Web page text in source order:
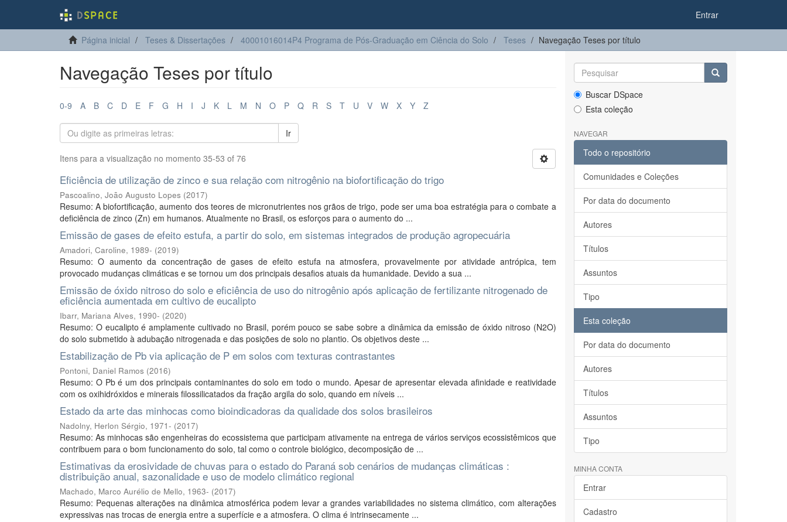
Entrar
Página inicial Teses & Dissertações 40001016014P4 Programa de Pós-Graduação em Ciência do Solo Teses Navegação Teses por título
Navegação Teses por título
0-9 A B C D E F G H I J K L M N O P Q R S T U V W X Y Z
Ir
Itens para a visualização no momento 35-53 of 76
Eficiência de utilização de zinco e sua relação com nitrogênio na biofortificação do trigo
Pascoalino, João Augusto Lopes (2017)
Resumo: A biofortificação, aumento dos teores de micronutrientes nos grãos de trigo, pode ser uma boa estratégia para o combate a
deficiência de zinco (Zn) em humanos. Atualmente no Brasil, os esforços para o aumento do ...
Emissão de gases de efeito estufa, a partir do solo, em sistemas integrados de produção agropecuária
Amadori, Caroline, 1989- (2019)
Resumo: O aumento da concentração de gases de efeito estufa na atmosfera, provavelmente por atividade antrópica, tem
provocado mudanças climáticas e se tornou um dos principais desafios atuais da humanidade. Devido a sua ...
Emissão de óxido nitroso do solo e eficiência de uso do nitrogênio após aplicação de fertilizante nitrogenado de
eficiência aumentada em cultivo de eucalipto
Ibarr, Mariana Alves, 1990- (2020)
Resumo: O eucalipto é amplamente cultivado no Brasil, porém pouco se sabe sobre a dinâmica da emissão de óxido nitroso (N2O)
do solo submetido à adubação nitrogenada e das posições de solo no plantio. Os objetivos deste ...
Estabilização de Pb via aplicação de P em solos com texturas contrastantes
Pontoni, Daniel Ramos (2016)
Resumo: O Pb é um dos principais contaminantes do solo em todo o mundo. Apesar de apresentar elevada afinidade e reatividade
com os oxihidróxidos e minerais filossilicatados da fração argila do solo, quando em níveis ...
Estado da arte das minhocas como bioindicadoras da qualidade dos solos brasileiros
Nadolny, Herlon Sérgio, 1971- (2017)
Resumo: As minhocas são engenheiras do ecossistema que participam ativamente na entrega de vários serviços ecossistêmicos que
contribuem para o bom funcionamento do solo, tal como o controle biológico, decomposição de ...
Estimativas da erosividade de chuvas para o estado do Paraná sob cenários de mudanças climáticas :
distribuição anual, sazonalidade e uso de modelo climático regional
Machado, Marco Aurélio de Mello, 1963- (2017)
Resumo: Pequenas alterações na dinâmica atmosférica podem levar a grandes variabilidades no sistema climático, com alterações
expressivas nas trocas de energia entre a superfície e a atmosfera. O clima é intrinsecamente ...
Buscar DSpace
Esta coleção
NAVEGAR
Todo o repositório
Comunidades e Coleções
Por data do documento
Autores
Títulos
Assuntos
Tipo
Esta coleção
Por data do documento
Autores
Títulos
Assuntos
Tipo
MINHA CONTA
Entrar
Cadastro